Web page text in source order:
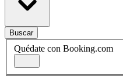
Buscar
Quédate con Booking.com